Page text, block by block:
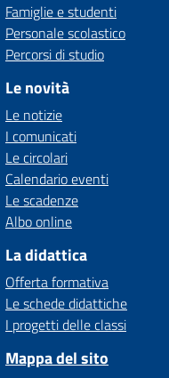
Famiglie e studenti
Personale scolastico
Percorsi di studio
Le novità
Le notizie
I comunicati
Le circolari
Calendario eventi
Le scadenze
Albo online
La didattica
Offerta formativa
Le schede didattiche
I progetti delle classi
Mappa del sito